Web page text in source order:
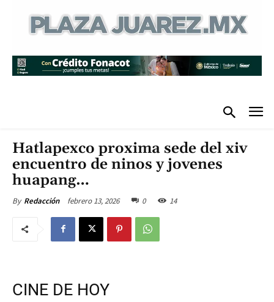
Hatlapexco proxima sede del xiv
encuentro de ninos y jovenes
huapang…
By Redacción febrero 13, 2026 0 14
CINE DE HOY